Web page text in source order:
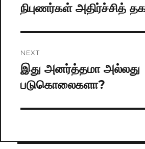
நிபுணர்கள் அதிர்ச்சித்
NEXT
Next
post:
இது அனர்த்தமா அல்லது
படுகொலைகளா?